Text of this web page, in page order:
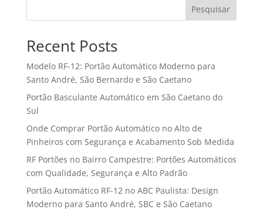
Pesquisar
Recent Posts
Modelo RF-12: Portão Automático Moderno para
Santo André, São Bernardo e São Caetano
Portão Basculante Automático em São Caetano do
Sul
Onde Comprar Portão Automático no Alto de
Pinheiros com Segurança e Acabamento Sob Medida
RF Portões no Bairro Campestre: Portões Automáticos
com Qualidade, Segurança e Alto Padrão
Portão Automático RF-12 no ABC Paulista: Design
Moderno para Santo André, SBC e São Caetano